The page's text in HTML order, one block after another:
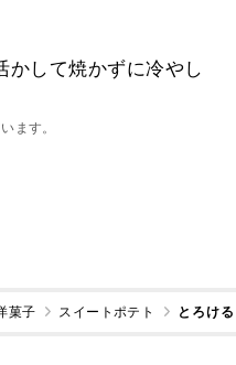
かして焼かずに冷やし
ます。
菓子 スイートポテト とろけ